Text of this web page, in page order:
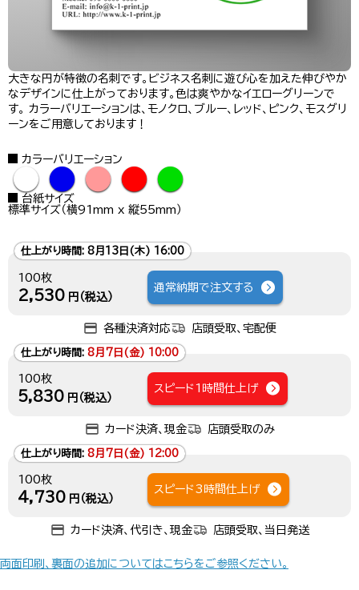
大きな円が特徴の名刺です。ビジネス名刺に遊び心を加えた伸びやか
なデザインに仕上がっております。色は爽やかなイエローグリーンで
す。 カラーバリエーションは、モノクロ、ブルー、レッド、ピンク、モスグリ
ーンをご用意しております！
カラーバリエーション
● ● ● ● ●
台紙サイズ
標準サイズ（横91mm x 縦55mm）
仕上がり時間: 8月13日(木) 16:00
100枚
2,530 円（税込）
通常納期で注文する
各種決済対応 店頭受取、宅配便
仕上がり時間: 8月7日(金) 10:00
100枚
5,830 円（税込）
スピード1時間仕上げ
カード決済、現金 店頭受取のみ
仕上がり時間: 8月7日(金) 12:00
100枚
4,730 円（税込）
スピード3時間仕上げ
カード決済、代引き、現金 店頭受取、当日発送
両面印刷、裏面の追加についてはこちらをご参照ください。